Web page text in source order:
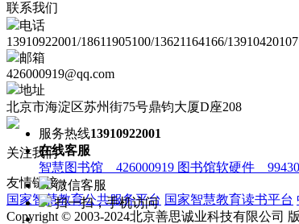
联系我们
电话
13910922001/18611905100/13621164166/13910420107
邮箱
426000919@qq.com
地址
北京市海淀区苏州街75号鼎钧大厦D座208
关注我们
友情链接：
国家智慧教育公共服务平台 国家智慧教育读书平台
Copyright © 2003-2024北京善思诚业科技有限公司
服务热线13910922001
在线客服
智慧图书馆 426000919 图书馆软硬件
微信客服
扫一扫，手机访问